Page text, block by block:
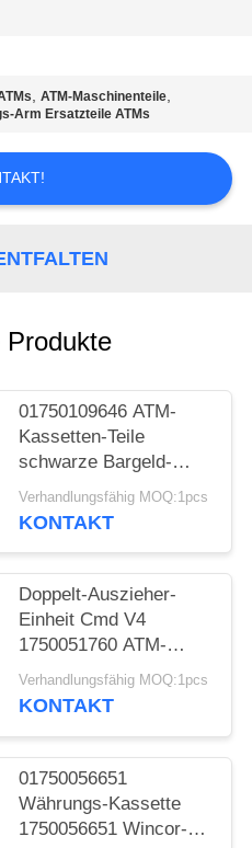
,ATM-Maschinenteile,
Arm Ersatzteile ATMs
Produkte
01750109646 ATM-
Kassetten-Teile
schwarze Bargeld-
Kassette Wincor CMD
V4
Verhandlungsfähig MOQ:1pcs
KONTAKT
Doppelt-Auszieher-
Einheit Cmd V4
1750051760 ATM-
Maschinen-Teile
Wincor Ddu
Verhandlungsfähig MOQ:1pcs
KONTAKT
01750056651
Währungs-Kassette
1750056651 Wincor-